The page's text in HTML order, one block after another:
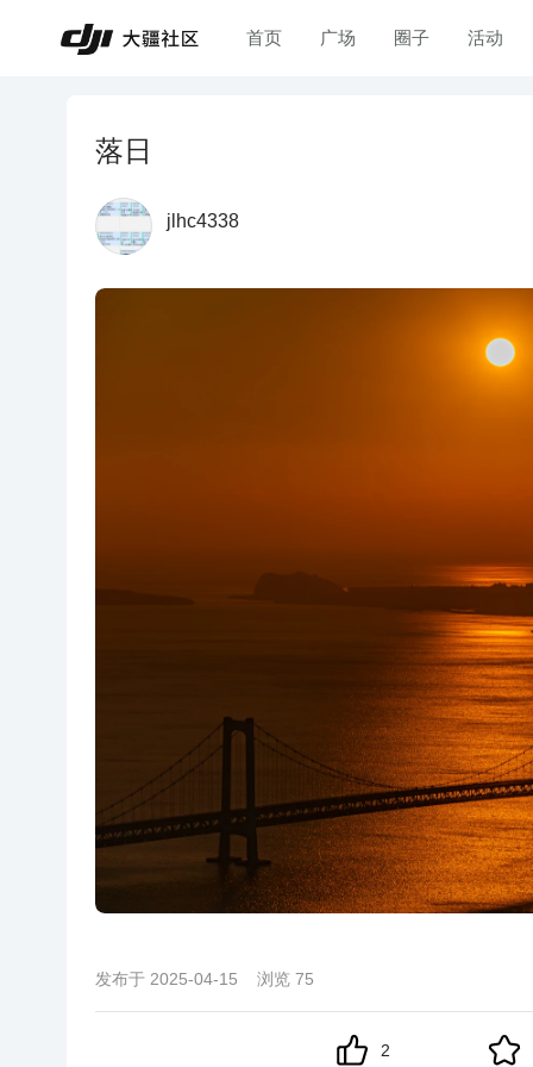
首页 广场 圈子 活动
落日
jlhc4338
发布于 2025-04-15 浏览 75
2